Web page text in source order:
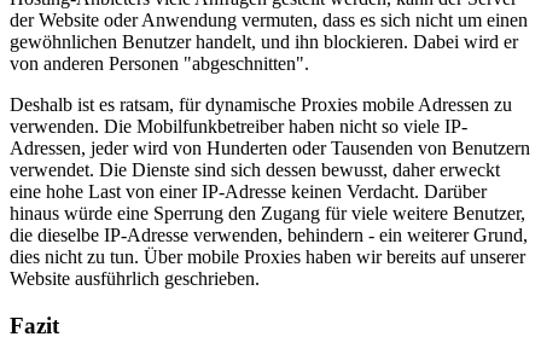
der Website oder Anwendung vermuten, dass es sich nicht um einen
gewöhnlichen Benutzer handelt, und ihn blockieren. Dabei wird er
von anderen Personen "abgeschnitten".
Deshalb ist es ratsam, für dynamische Proxies mobile Adressen zu
verwenden. Die Mobilfunkbetreiber haben nicht so viele IP-
Adressen, jeder wird von Hunderten oder Tausenden von Benutzern
verwendet. Die Dienste sind sich dessen bewusst, daher erweckt
eine hohe Last von einer IP-Adresse keinen Verdacht. Darüber
hinaus würde eine Sperrung den Zugang für viele weitere Benutzer,
die dieselbe IP-Adresse verwenden, behindern - ein weiterer Grund,
dies nicht zu tun. Über mobile Proxies haben wir bereits auf unserer
Website ausführlich geschrieben.
Fazit